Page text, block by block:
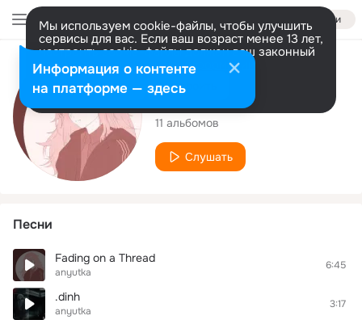
Войти
Мы используем cookie-файлы, чтобы улучшить
сервисы для вас. Если ваш возраст менее 13 лет,
настроить cookie-файлы должен ваш законный
представитель. Больше информации
Разрешить все Настроить
Исполнитель
anyutka
11 альбомов
Слушать
Песни
Fading on a Thread
anyutka
6:45
.dinh
anyutka
3:17
Информация о контенте
на платформе — здесь